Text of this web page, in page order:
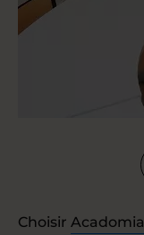
Choisir Acadomia